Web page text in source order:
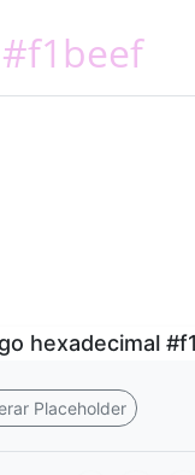
#f1beef
Placeholder